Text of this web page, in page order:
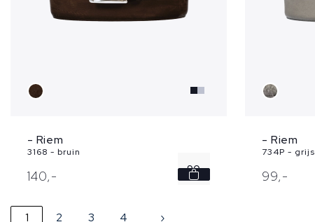
- Riem
3168 - bruin
140,- 90
- Riem
734P - grijs
99,-
1 2 3 4 ›